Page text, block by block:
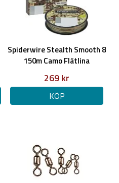
Spiderwire Stealth Smooth 8
150m Camo Flätlina
269 kr
KÖP